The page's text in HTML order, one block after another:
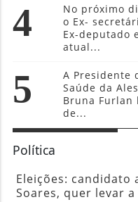
4
No próximo
o Ex-
Ex-deputado
atual...
5
A Presidente
Saúde da
Bruna
de...
Política
Eleições: candidato
Soares, quer levar